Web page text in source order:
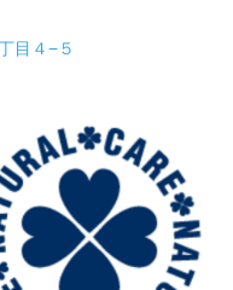
目４−５